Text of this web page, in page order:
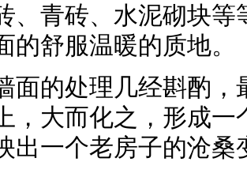
、青砖、水泥砌块
的舒服温暖的质地。
的处理几经斟酌，
，大而化之，形成
出一个老房子的沧桑